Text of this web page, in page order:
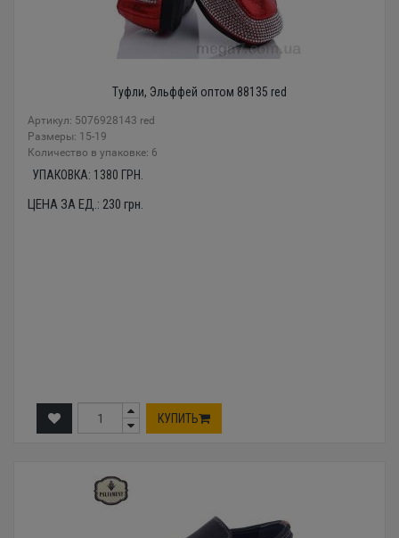
Туфли, Эльффей оптом 88135 red
Артикул: 5076928143 red
Размеры: 15-19
Количество в упаковке: 6
УПАКОВКА: 1380 ГРН.
ЦЕНА ЗА ЕД.: 230 грн.
КУПИТЬ